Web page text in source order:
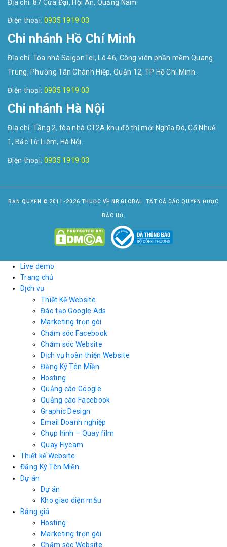
Địa chỉ: 87 Cửa Đại, Hội An, Quảng Nam
Điện thoại: 0935 1919 03
Chi nhánh Hồ Chí Minh
Địa chỉ: Tòa nhà SaigonTel, Lô 46, Công viên phần mềm Quang
Trung, Phường Tân Chánh Hiệp, Quận 12, TP Hồ Chí Minh.
Điện thoại: 0935 1919 03
Chi nhánh Hà Nội
Địa chỉ: Tầng 2, tòa nhà CT2A khu đô thị mới Nghĩa Đô, Cổ Nhuế
1, Bắc Từ Liêm, Hà Nội.
Điện thoại: 0935 1919 03
BẢN QUYỀN © 2011-2026 THUỘC VỀ NR GLOBAL. TẤT CẢ CÁC QUYỀN ĐƯỢC
BẢO HỘ.
Live demo
Trang chủ
Dịch vụ
Thiết Kế Website
Đào tạo Google Ads
Marketing trọn gói
Chăm sóc Facebook
Chăm sóc Website
Dịch vụ hoàn thiện Website
Đăng Ký Tên Miền
Hosting
Quảng cáo Google
Quảng cáo Facebook
Graphic Design
Email Doanh nghiệp
Chụp hình – Quay film
Quay Flycam
Thiết kế Website
Đăng Ký Tên Miền
Dự án
Dự án
Kho giao diện mẫu
Bảng giá
Hosting
Marketing trọn gói
Chăm sóc Website